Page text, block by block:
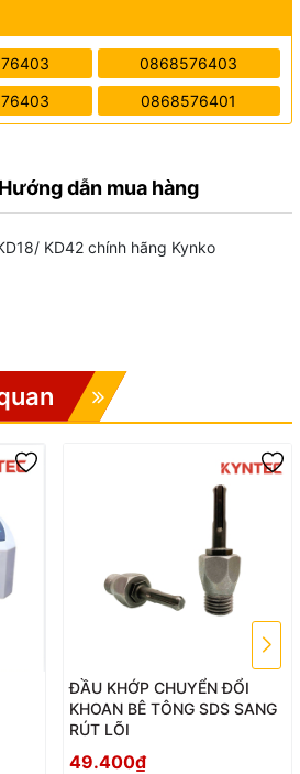
0868576403
0868576401
Hướng dẫn mua hàng
KD42 chính hãng Kynko
ĐẦU KHỚP CHUYỂN ĐỔI
KHOAN BÊ TÔNG SDS SANG
RÚT LÕI
49.400₫